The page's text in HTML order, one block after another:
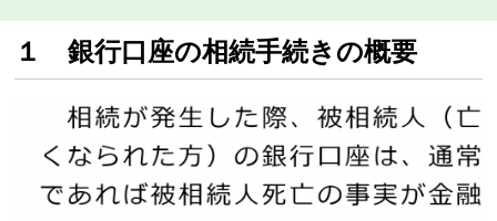
１ 銀行口座の相続手続きの概要